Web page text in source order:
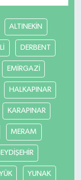
ALTINEKİN
DERBENT
EMİRGAZİ
HALKAPINAR
KARAPINAR
MERAM
YUNAK